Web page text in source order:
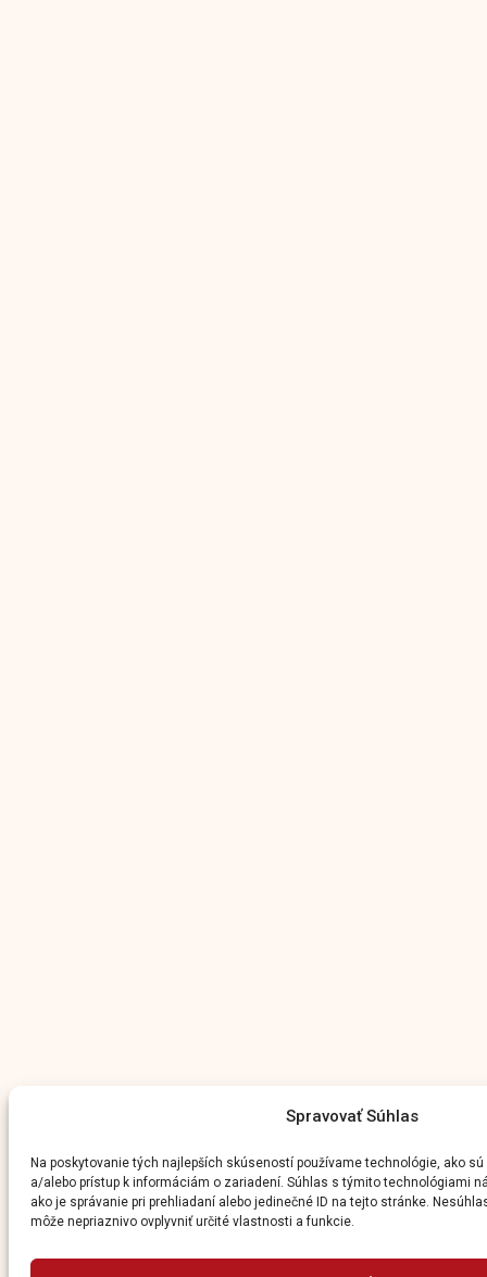
Spravovať Súhlas
Na poskytovanie tých najlepších skúseností používame technológie, ako
a/alebo prístup k informáciám o zariadení. Súhlas s týmito technológiami
ako je správanie pri prehliadaní alebo jedinečné ID na tejto stránke.
môže nepriaznivo ovplyvniť určité vlastnosti a funkcie.